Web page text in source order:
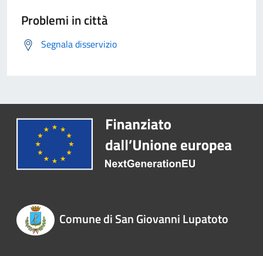
Problemi in città
Segnala disservizio
Comune di San Giovanni Lupatoto